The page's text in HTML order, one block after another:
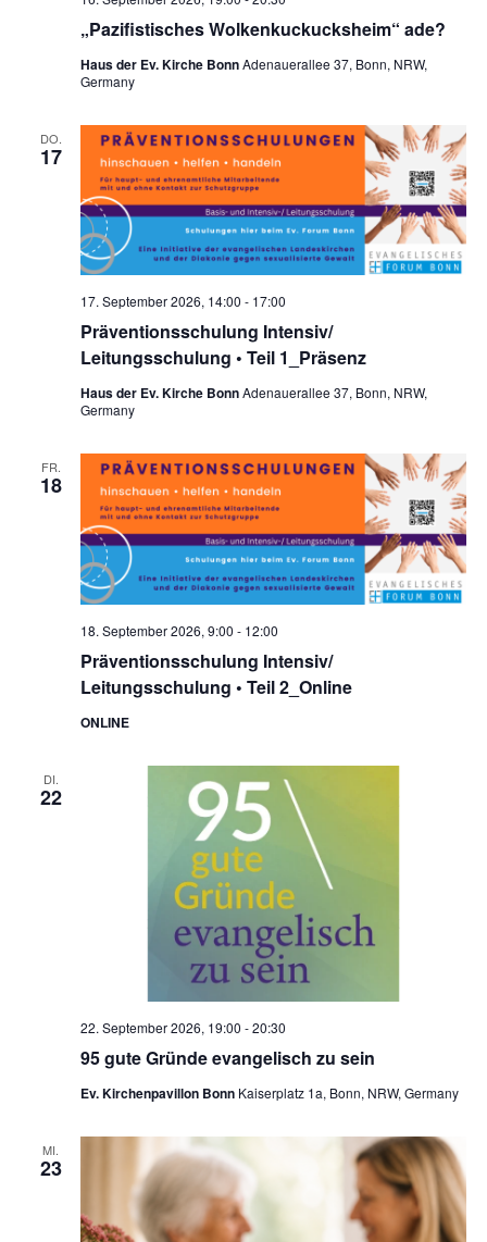
„Pazifistisches Wolkenkuckucksheim“ ade?
Haus der Ev. Kirche BonnAdenauerallee 37, Bonn, NRW,
Germany
DO.
17
Präventionsschulung Intensiv/
Leitungsschulung • Teil 1_Präsenz
17. September 2026, 14:00 - 17:00
Haus der Ev. Kirche BonnAdenauerallee 37, Bonn, NRW,
Germany
FR.
18
Präventionsschulung Intensiv/
Leitungsschulung • Teil 2_Online
18. September 2026, 9:00 - 12:00
ONLINE
DI.
22
95 gute Gründe evangelisch zu sein
22. September 2026, 19:00 -20:30
Ev. Kirchenpavillon Bonn Kaiserplatz 1a, Bonn, NRW, Germany
MI.
23